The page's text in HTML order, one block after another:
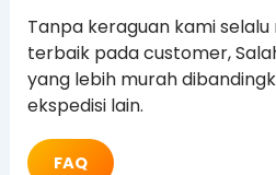
Tanpa keraguan kami
terbaik pada customer,
yang lebih murah
ekspedisi lain.
FAQ